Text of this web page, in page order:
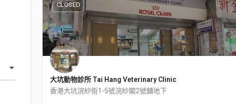
大坑動物診所 Tai Hang Veterinary Clinic
香港大坑浣紗街1-5號浣紗閣2號舖地下
CLOSED